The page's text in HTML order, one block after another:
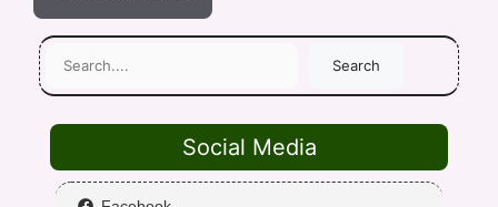
Search
Social Media